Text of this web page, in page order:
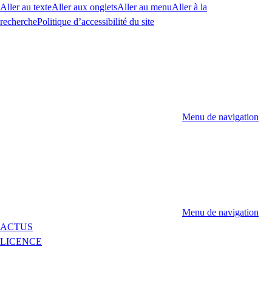
Aller au texteAller aux ongletsAller au menuAller à la
recherchePolitique d’accessibilité du site
Menu de navigation
Menu de navigation
ACTUS
LICENCE